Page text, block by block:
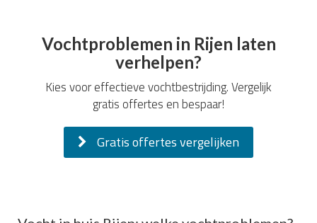
Vochtproblemen in Rijen laten
verhelpen?
Kies voor effectieve vochtbestrijding. Vergelijk
gratis offertes en bespaar!
Gratis offertes vergelijken